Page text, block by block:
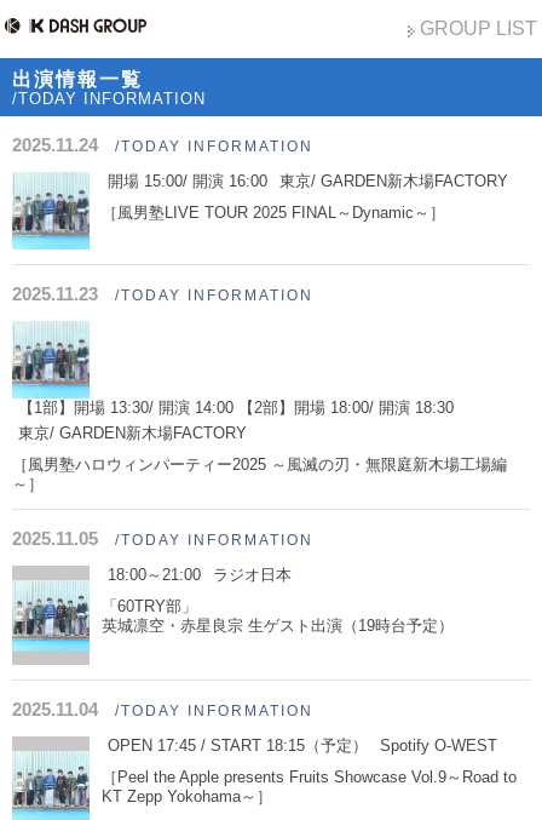
GROUP LIST
出演情報一覧
/TODAY INFORMATION
2025.11.24 /TODAY INFORMATION
開場 15:00/ 開演 16:00
東京/ GARDEN新木場FACTORY
［風男塾LIVE TOUR 2025 FINAL～Dynamic～］
2025.11.23 /TODAY INFORMATION
【1部】開場 13:30/ 開演 14:00 【2部】開場 18:00/ 開演 18:30
東京/ GARDEN新木場FACTORY
［風男塾ハロウィンパーティー2025 ～風滅の刃・無限庭新木場工場編
～］
2025.11.05 /TODAY INFORMATION
18:00～21:00
ラジオ日本
「60TRY部」
英城凛空・赤星良宗 生ゲスト出演（19時台予定）
2025.11.04 /TODAY INFORMATION
OPEN 17:45 / START 18:15（予定）
Spotify O-WEST
［Peel the Apple presents Fruits Showcase Vol.9～Road to
KT Zepp Yokohama～］